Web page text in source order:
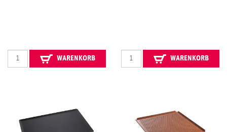
WARENKORB WARENKORB